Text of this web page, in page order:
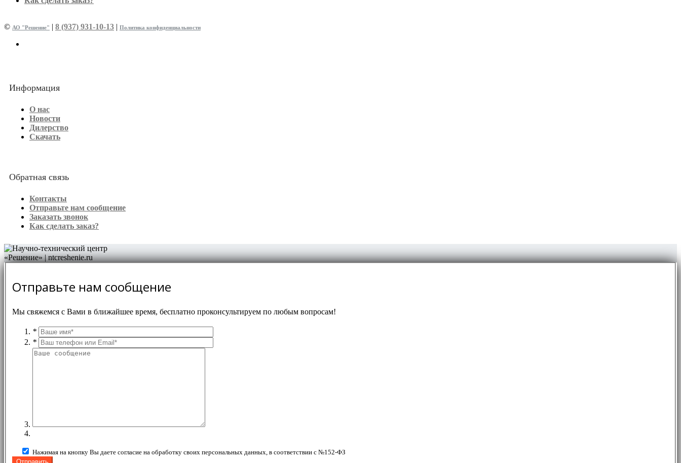
© АО "Решение" | 8 (937) 931-10-13 | Политика конфиденциальности
Информация
О нас
Новости
Дилерство
Скачать
Обратная связь
Контакты
Отправьте нам сообщение
Заказать звонок
Как сделать заказ?
Отправьте нам сообщение
Мы свяжемся с Вами в ближайшее время, бесплатно проконсультируем по любым вопросам!
*
*
Нажимая на кнопку Вы даете согласие на обработку своих персональных данных, в соответствии с №152-ФЗ